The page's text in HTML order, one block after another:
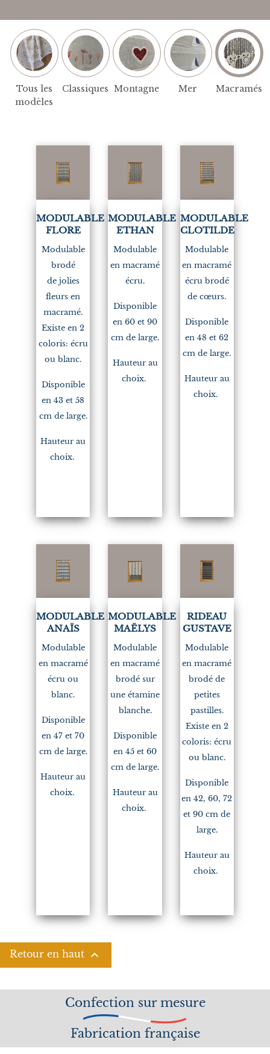
Tous les
modèles
Classiques Montagne Mer Macramés
MODULABLE
FLORE
Modulable
brodé
de jolies
fleurs en
macramé.
Existe en 2
coloris: écru
ou blanc.
Disponible
en 43 et 58
cm de large.
Hauteur au
choix.
MODULABLE
ETHAN
Modulable
en macramé
écru.
Disponible
en 60 et 90
cm de large.
Hauteur au
choix.
MODULABLE
CLOTILDE
Modulable
en macramé
écru brodé
de cœurs.
Disponible
en 48 et 62
cm de large.
Hauteur au
choix.
MODULABLE
ANAÏS
Modulable
en macramé
écru ou
blanc.
Disponible
en 47 et 70
cm de large.
Hauteur au
choix.
MODULABLE
MAËLYS
Modulable
en macramé
brodé sur
une étamine
blanche.
Disponible
en 45 et 60
cm de large.
Hauteur au
choix.
RIDEAU
GUSTAVE
Modulable
en macramé
brodé de
petites
pastilles.
Existe en 2
coloris: écru
ou blanc.
Disponible
en 42, 60, 72
et 90 cm de
large.
Hauteur au
choix.
Retour en haut 
Confection sur mesure
Fabrication française